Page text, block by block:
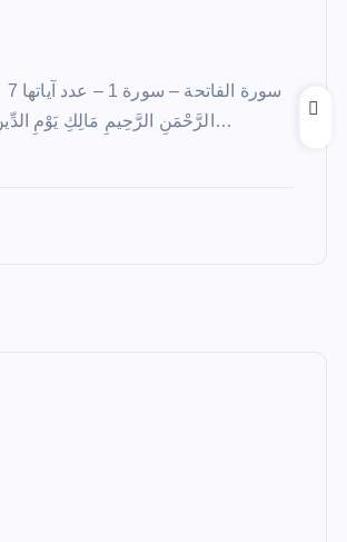
الرَّحْمَنِ الرَّحِيمِ مَالِكِ يَوْمِ الدِّينِ إِيَّاكَ نَعْبُدُ وَإِيَّاكَ نَسْتَعِينُ اهدِنَا الصِّرَاطَ الْمُسْتَقِيمَ…